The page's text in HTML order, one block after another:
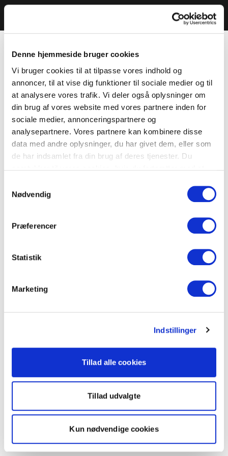
Denne hjemmeside bruger cookies
Vi bruger cookies til at tilpasse vores indhold og
annoncer, til at vise dig funktioner til sociale medier og til
at analysere vores trafik. Vi deler også oplysninger om
din brug af vores website med vores partnere inden for
sociale medier, annonceringspartnere og
analysepartnere. Vores partnere kan kombinere disse
data med andre oplysninger, du har givet dem, eller som
de har indsamlet fra din brug af deres tjenester. Du
Nødvendig
Præferencer
Statistik
Marketing
Indstillinger
Tillad alle cookies
Tillad udvalgte
Kun nødvendige cookies